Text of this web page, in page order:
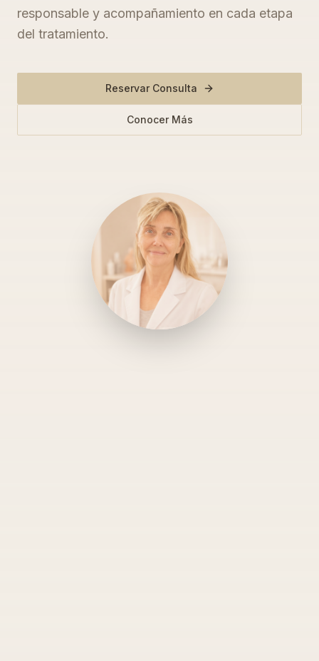
responsable y acompañamiento en cada etapa
del tratamiento.
Reservar Consulta
Conocer Más